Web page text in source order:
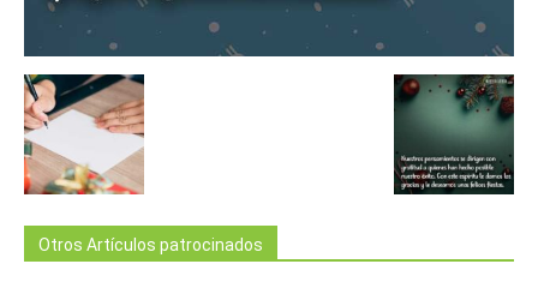
Otros Artículos patrocinados